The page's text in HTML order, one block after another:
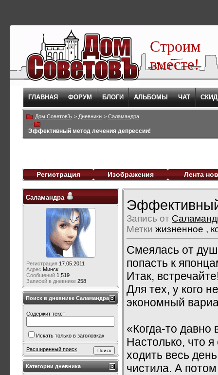
Строим
вместе!
ГЛАВНАЯ ФОРУМ БЛОГИ АЛЬБОМЫ ЧАТ
Дом СоветовЪ > Дневники > Саламандра
Эффективный метод лечения депрессии!
Регистрация Изображения Лента
Запись от
Метки жизненное ,
Смеялась от
попасть к
Итак,
Для тех, у кого
экономный
«Когда-то давно
Настолько, что
ходить весь
чистила. А
Саламандра
Регистрация 17.05.2011
Адрес Минск
Сообщений 1,519
Записей в дневнике 258
Поиск в дневнике Саламандра
Содержит текст:
Искать только в заголовках
Расширенный поиск
Категории дневника